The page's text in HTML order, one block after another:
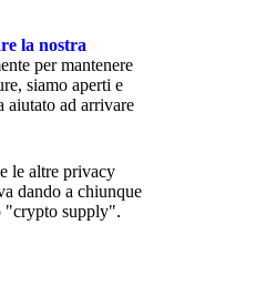
la nostra
per mantenere
siamo aperti e
ad arrivare
le altre privacy
dando a chiunque
"crypto supply".